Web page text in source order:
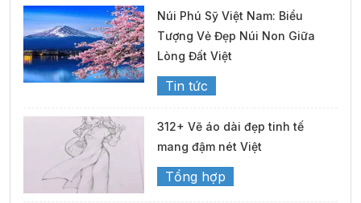
Núi Phú Sỹ Việt Nam: Biểu
Tượng Vẻ Đẹp Núi Non Giữa
Lòng Đất Việt
Tin tức
312+ Vẽ áo dài đẹp tinh tế
mang đậm nét Việt
Tổng hợp